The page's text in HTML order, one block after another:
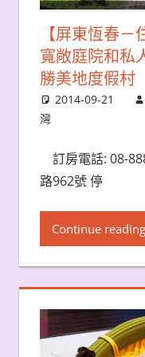
【屏東恆春－
寬敞庭院和私
勝美地度假村
2014-09-21
灣
訂房電話: 08-
路962號 停
Continue reading